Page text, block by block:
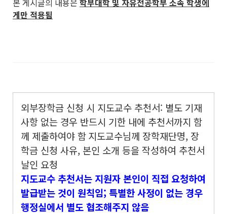
본 게시글의 내용은 학부대학 및 자유전공학부 소속 학생에
게만 적용됨
외부장학금 신청 시 지도교수 추천서: 별도 기재
사항 없는 경우 반드시 기한 내에 추천서까지 함
께 제출하여야 함지도교수님께 장학재단명, 장
학금 신청 사유, 본인 소개 등을 작성하여 추천서
날인 요청
지도교수 추천서는 지원자 본인이 직접 요청하여
발급받는 것이 원칙임; 특별한 사정이 없는 경우
행정실에서 별도 협조해주지 않음